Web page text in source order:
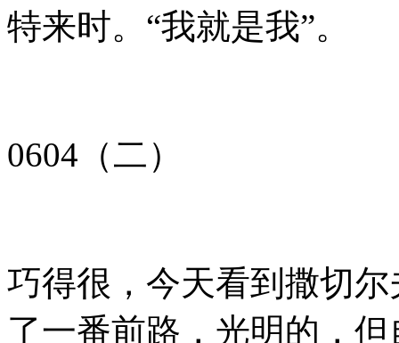
特来时。“我就是我”。
0604（二）
巧得很，今天看到撒切
了一番前路，光明的，